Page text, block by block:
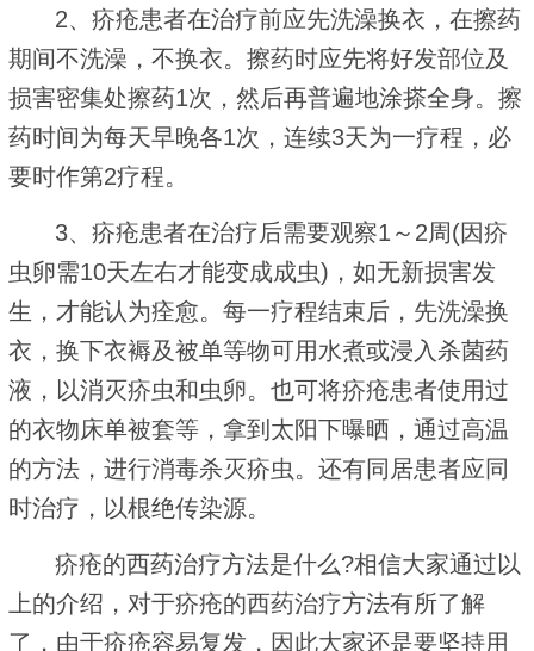
2、疥疮患者在治疗前应先洗澡换衣，在擦药
期间不洗澡，不换衣。擦药时应先将好发部位及
损害密集处擦药1次，然后再普遍地涂搽全身。擦
药时间为每天早晚各1次，连续3天为一疗程，必
要时作第2疗程。
3、疥疮患者在治疗后需要观察1～2周(因疥
虫卵需10天左右才能变成成虫)，如无新损害发
生，才能认为痊愈。每一疗程结束后，先洗澡换
衣，换下衣褥及被单等物可用水煮或浸入杀菌药
液，以消灭疥虫和虫卵。也可将疥疮患者使用过
的衣物床单被套等，拿到太阳下曝晒，通过高温
的方法，进行消毒杀灭疥虫。还有同居患者应同
时治疗，以根绝传染源。
疥疮的西药治疗方法是什么?相信大家通过以
上的介绍，对于疥疮的西药治疗方法有所了解
了，由于疥疮容易复发，因此大家还是要坚持用